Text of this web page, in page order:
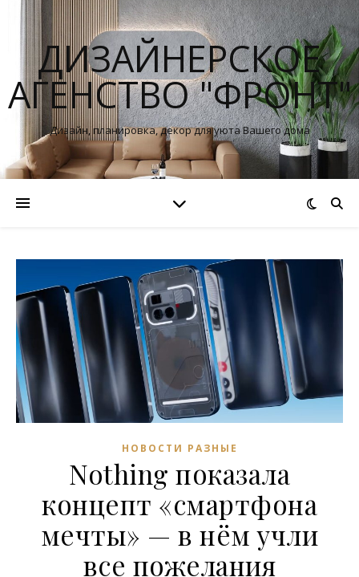
ДИЗАЙНЕРСКОЕ
АГЕНСТВО "ФРОНТ"
Дизайн, планировка, декор для уюта Вашего дома
НОВОСТИ РАЗНЫЕ
Nothing показала
концепт «смартфона
мечты» — в нём учли
все пожелания